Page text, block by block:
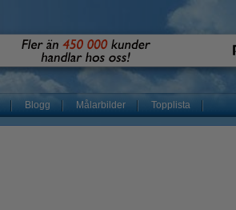
Blogg Målarbilder Topplista